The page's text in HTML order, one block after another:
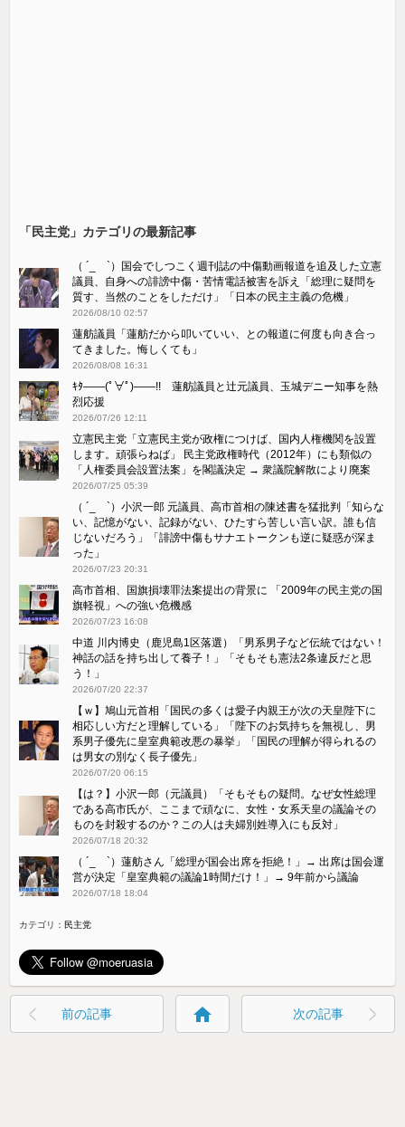
「民主党」カテゴリの最新記事
（ ´_ゝ`）国会でしつこく週刊誌の中傷動画報道を追及した立憲
議員、自身への誹謗中傷・苦情電話被害を訴え「総理に疑問を
質す、当然のことをしただけ」「日本の民主主義の危機」
2026/08/10 02:57
蓮舫議員「蓮舫だから叩いていい、との報道に何度も向き合っ
てきました。悔しくても」
2026/08/08 16:31
ｷﾀ――(ﾟ∀ﾟ)――!! 蓮舫議員と辻元議員、玉城デニー知事を熱
烈応援
2026/07/26 12:11
立憲民主党「立憲民主党が政権につけば、国内人権機関を設置
します。頑張らねば」 民主党政権時代（2012年）にも類似の
「人権委員会設置法案」を閣議決定 → 衆議院解散により廃案
2026/07/25 05:39
（ ´_ゝ`）小沢一郎 元議員、高市首相の陳述書を猛批判「知らな
い、記憶がない、記録がない、ひたすら苦しい言い訳。誰も信
じないだろう」「誹謗中傷もサナエトークンも逆に疑惑が深ま
った」
2026/07/23 20:31
高市首相、国旗損壊罪法案提出の背景に 「2009年の民主党の国
旗軽視」への強い危機感
2026/07/23 16:08
中道 川内博史（鹿児島1区落選）「男系男子など伝統ではない！
神話の話を持ち出して養子！」「そもそも憲法2条違反だと思
う！」
2026/07/20 22:37
【ｗ】鳩山元首相「国民の多くは愛子内親王が次の天皇陛下に
相応しい方だと理解している」「陛下のお気持ちを無視し、男
系男子優先に皇室典範改悪の暴挙」「国民の理解が得られるの
は男女の別なく長子優先」
2026/07/20 06:15
【は？】小沢一郎（元議員）「そもそもの疑問。なぜ女性総理
である高市氏が、ここまで頑なに、女性・女系天皇の議論その
ものを封殺するのか？この人は夫婦別姓導入にも反対」
2026/07/18 20:32
（ ´_ゝ`）蓮舫さん「総理が国会出席を拒絶！」→ 出席は国会運
営が決定「皇室典範の議論1時間だけ！」→ 9年前から議論
2026/07/18 18:04
カテゴリ： 民主党
前の記事 home 次の記事